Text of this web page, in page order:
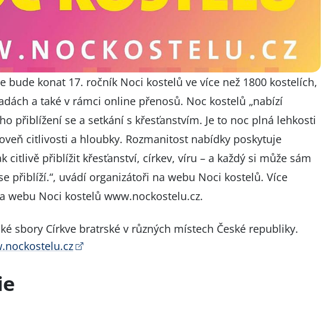
bude konat 17. ročník Noci kostelů ve více než 1800 kostelích,
a také v rámci online přenosů. Noc kostelů „nabízí
přiblížení se a setkání s křesťanstvím. Je to noc plná lehkosti
citlivosti a hloubky. Rozmanitost nabídky poskytuje
citlivě přiblížit křesťanství, církev, víru – a každý si může sám
přiblíží.“, uvádí organizátoři na webu Noci kostelů. Více
webu Noci kostelů www.nockostelu.cz.
sbory Církve bratrské v různých místech České republiky.